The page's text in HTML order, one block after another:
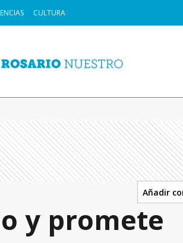
CULTURA
Añadir
y promete